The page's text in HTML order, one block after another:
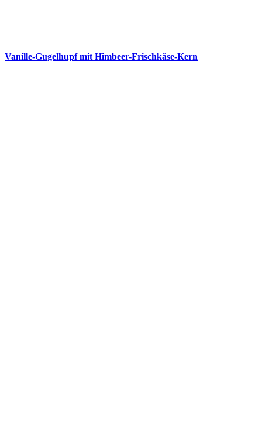
Vanille-Gugelhupf mit Himbeer-Frischkäse-Kern